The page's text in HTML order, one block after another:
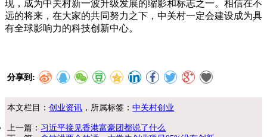
现，成为中关村新一波升级发展的缩影和标志之一。相信在不
远的将来，在大家的共同努力之下，中关村一定会建设成为具
有全球影响力的科技创新中心。
分享到:
本文栏目：创业资讯 ，所属标签：中关村创业
上一篇： 习近平接见香港富豪团都说了什么